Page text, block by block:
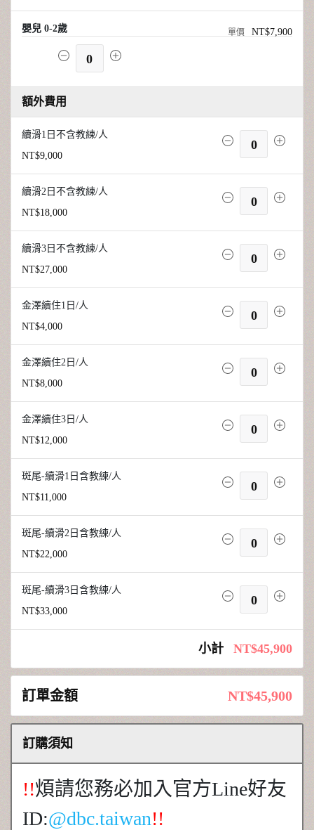
嬰兒 0-2歲 NT$7,900
0
額外費用
續滑1日不含教練/人
NT$9,000
0
續滑2日不含教練/人
NT$18,000
0
續滑3日不含教練/人
NT$27,000
0
金澤續住1日/人
NT$4,000
0
金澤續住2日/人
NT$8,000
0
金澤續住3日/人
NT$12,000
0
斑尾-續滑1日含教練/人
NT$11,000
0
斑尾-續滑2日含教練/人
NT$22,000
0
斑尾-續滑3日含教練/人
NT$33,000
0
小計 NT$45,900
訂單金額 NT$45,900
訂購須知
!!煩請您務必加入官方Line好友
ID:@dbc.taiwan!!